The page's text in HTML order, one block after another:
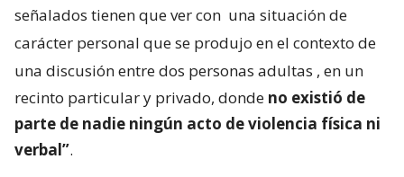
señalados tienen que ver con una situación de
carácter personal que se produjo en el contexto de
una discusión entre dos personas adultas , en un
recinto particular y privado, donde no existió de
parte de nadie ningún acto de violencia física ni
verbal”.